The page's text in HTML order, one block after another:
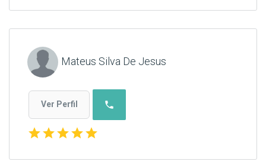
Mateus Silva De Jesus
Ver Perfil phone
starstarstarstarstar